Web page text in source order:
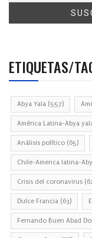
ETIQUETAS/
Abya Yala (557)
América Latina-Abya
Análisis político (65)
Chile-America latina-
Crisis del coronavirus
Dulce Francia (63)
Fernando Buen Abad